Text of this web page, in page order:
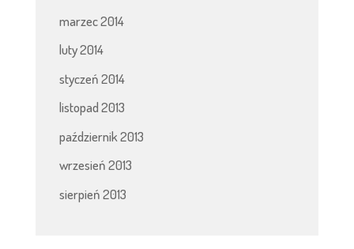
marzec 2014
luty 2014
styczeń 2014
listopad 2013
październik 2013
wrzesień 2013
sierpień 2013